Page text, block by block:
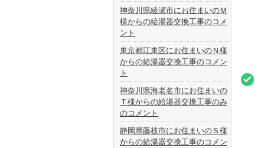
神奈川県綾瀬市にお住まいのＭ
様からの給湯器交換工事のコメ
ント
東京都江東区にお住まいのＮ様
からの給湯器交換工事のコメン
ト
神奈川県海老名市にお住まいの
Ｔ様からの給湯器交換工事のみ
のコメント
静岡県藤枝市にお住まいのＳ様
からの給湯器交換工事のコメン